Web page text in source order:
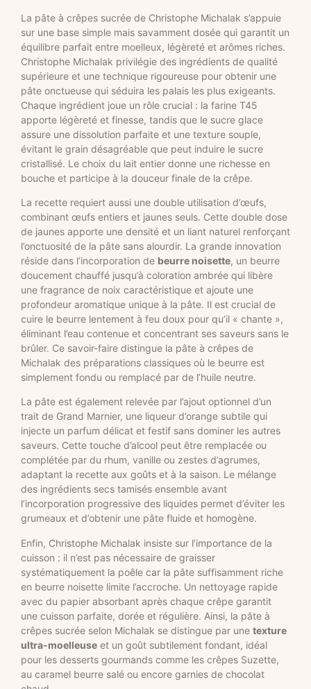
La pâte à crêpes sucrée de Christophe Michalak s’appuie
sur une base simple mais savamment dosée qui garantit un
équilibre parfait entre moelleux, légèreté et arômes riches.
Christophe Michalak privilégie des ingrédients de qualité
supérieure et une technique rigoureuse pour obtenir une
pâte onctueuse qui séduira les palais les plus exigeants.
Chaque ingrédient joue un rôle crucial : la farine T45
apporte légèreté et finesse, tandis que le sucre glace
assure une dissolution parfaite et une texture souple,
évitant le grain désagréable que peut induire le sucre
cristallisé. Le choix du lait entier donne une richesse en
bouche et participe à la douceur finale de la crêpe.
La recette requiert aussi une double utilisation d’œufs,
combinant œufs entiers et jaunes seuls. Cette double dose
de jaunes apporte une densité et un liant naturel renforçant
l’onctuosité de la pâte sans alourdir. La grande innovation
réside dans l’incorporation de beurre noisette, un beurre
doucement chauffé jusqu’à coloration ambrée qui libère
une fragrance de noix caractéristique et ajoute une
profondeur aromatique unique à la pâte. Il est crucial de
cuire le beurre lentement à feu doux pour qu’il « chante »,
éliminant l’eau contenue et concentrant ses saveurs sans le
brûler. Ce savoir-faire distingue la pâte à crêpes de
Michalak des préparations classiques où le beurre est
simplement fondu ou remplacé par de l’huile neutre.
La pâte est également relevée par l’ajout optionnel d’un
trait de Grand Marnier, une liqueur d’orange subtile qui
injecte un parfum délicat et festif sans dominer les autres
saveurs. Cette touche d’alcool peut être remplacée ou
complétée par du rhum, vanille ou zestes d’agrumes,
adaptant la recette aux goûts et à la saison. Le mélange
des ingrédients secs tamisés ensemble avant
l’incorporation progressive des liquides permet d’éviter les
grumeaux et d’obtenir une pâte fluide et homogène.
Enfin, Christophe Michalak insiste sur l’importance de la
cuisson : il n’est pas nécessaire de graisser
systématiquement la poêle car la pâte suffisamment riche
en beurre noisette limite l’accroche. Un nettoyage rapide
avec du papier absorbant après chaque crêpe garantit
une cuisson parfaite, dorée et régulière. Ainsi, la pâte à
crêpes sucrée selon Michalak se distingue par une texture
ultra-moelleuse et un goût subtilement fondant, idéal
pour les desserts gourmands comme les crêpes Suzette,
au caramel beurre salé ou encore garnies de chocolat